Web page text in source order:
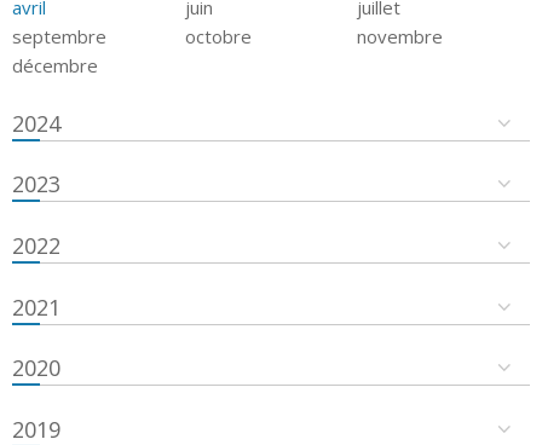
avril
juin
juillet
septembre
octobre
novembre
décembre
2024
2023
2022
2021
2020
2019